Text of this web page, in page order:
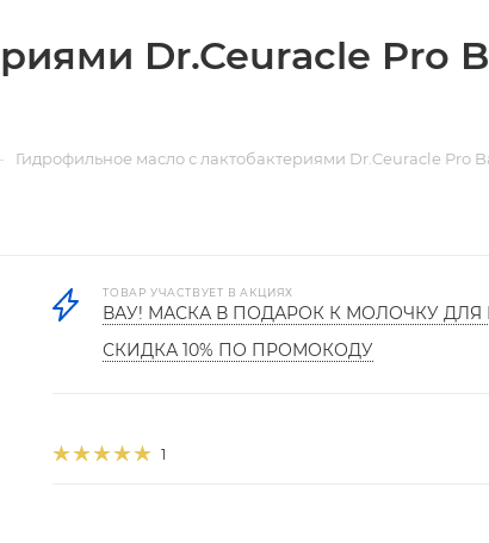
Dr.Ceuracle Pro
Гидрофильное масло с лактобактериями Dr.Ceuracle Pro
ТОВАР УЧАСТВУЕТ В АКЦИЯХ
ВАУ! МАСКА В ПОДАРОК К МОЛОЧКУ ДЛЯ
СКИДКА 10% ПО ПРОМОКОДУ
1